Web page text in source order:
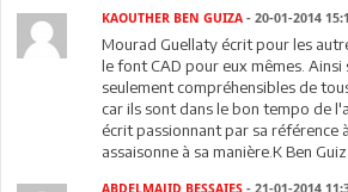
KAOUTHER BEN GUIZA - 20-01-2014
Mourad Guellaty écrit pour les
le font CAD pour eux mêmes. Ainsi
seulement compréhensibles de
car ils sont dans le bon tempo de
écrit passionnant par sa référence
assaisonne à sa manière.K Ben